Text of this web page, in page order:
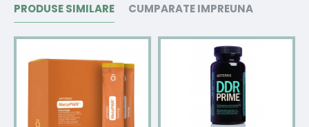
PRODUSE SIMILARE CUMPARATE IMPREUNA